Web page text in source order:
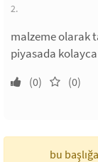
2.
malzeme olarak
piyasada
(0) (0)
bu